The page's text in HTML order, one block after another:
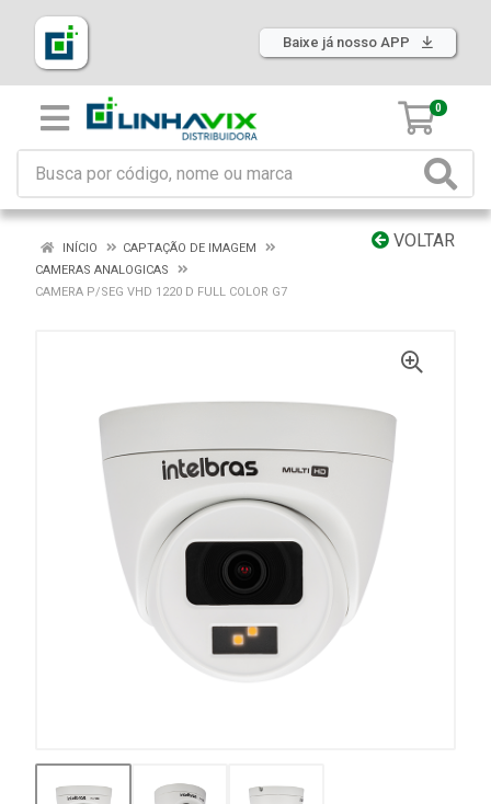
Baixe já nosso APP
0
VOLTAR
INÍCIO
CAPTAÇÃO DE IMAGEM
CAMERAS ANALOGICAS
CAMERA P/SEG VHD 1220 D FULL COLOR G7